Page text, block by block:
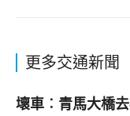
更多交通新聞
壞車︰青馬大橋